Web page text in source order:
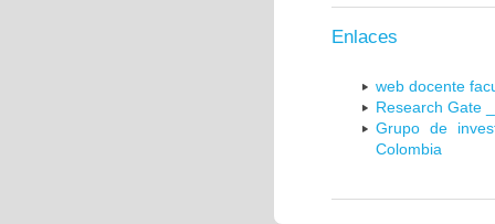
Enlaces
web docente
Research Gate
Grupo de
Colombia